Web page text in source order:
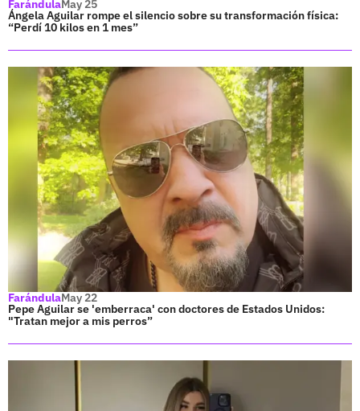
FarándulaMay 25
Ángela Aguilar rompe el silencio sobre su transformación física:
“Perdí 10 kilos en 1 mes”
FarándulaMay 22
Pepe Aguilar se 'emberraca' con doctores de Estados Unidos:
"Tratan mejor a mis perros”